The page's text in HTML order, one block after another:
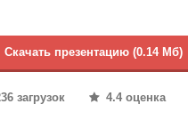
Скачать презентацию (0.14 Мб)
загрузок 4.4 оценка